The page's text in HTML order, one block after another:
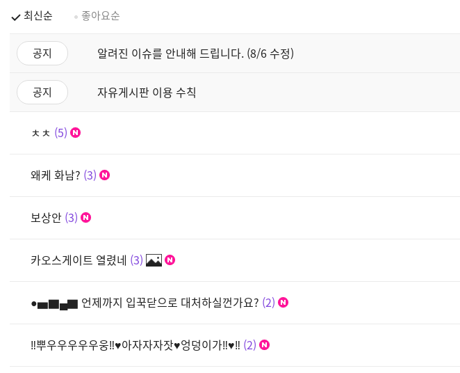
최신순 좋아요순
공지 알려진 이슈를 안내해 드립니다. (8/6 수정)
공지 자유게시판 이용 수칙
ㅊㅊ 5
왜케 화남? 3
보상안 3
카오스게이트 열렸네 3
●▅▇▄▇ 언제까지 입꾹닫으로 대처하실껀가요? 2
‼뿌우우우우우웅‼♥아자자자잣♥엉덩이가‼♥‼ 2